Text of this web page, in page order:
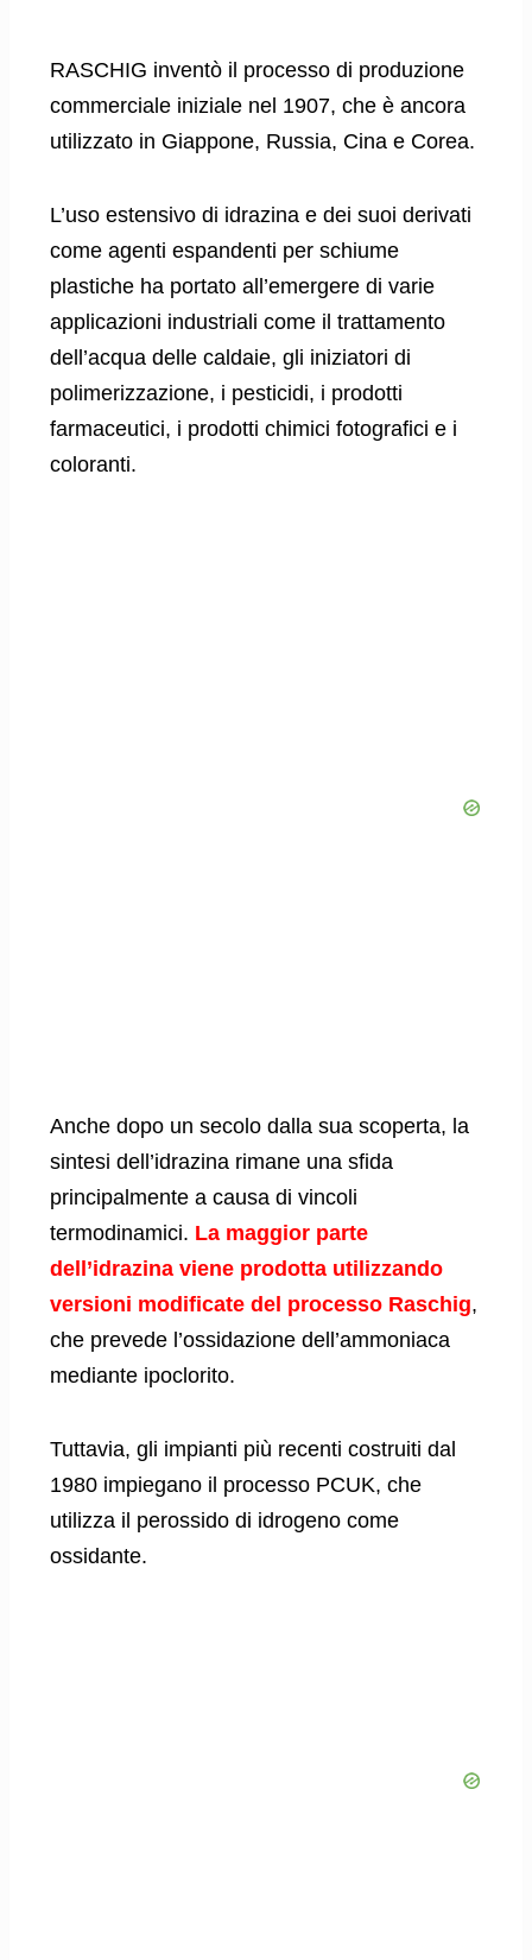
RASCHIG inventò il processo di produzione
commerciale iniziale nel 1907, che è ancora
utilizzato in Giappone, Russia, Cina e Corea.
L’uso estensivo di idrazina e dei suoi derivati ​​
come agenti espandenti per schiume
plastiche ha portato all’emergere di varie
applicazioni industriali come il trattamento
dell’acqua delle caldaie, gli iniziatori di
polimerizzazione, i pesticidi, i prodotti
farmaceutici, i prodotti chimici fotografici e i
coloranti.
Anche dopo un secolo dalla sua scoperta, la
sintesi dell’idrazina rimane una sfida
principalmente a causa di vincoli
termodinamici. La maggior parte
dell’idrazina viene prodotta utilizzando
versioni modificate del processo Raschig,
che prevede l’ossidazione dell’ammoniaca
mediante ipoclorito.
Tuttavia, gli impianti più recenti costruiti dal
1980 impiegano il processo PCUK, che
utilizza il perossido di idrogeno come
ossidante.